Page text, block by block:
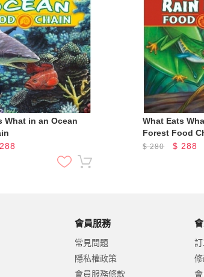
What in an Ocean
288
What Eats
Forest Food
$280 $ 288
會員服務
常見問題
隱私權政策
會員服務條款